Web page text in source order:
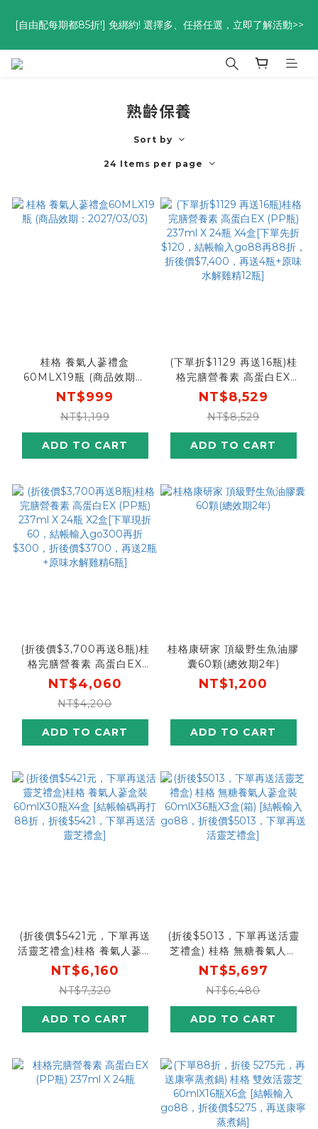
折
[自由配每期都85折!] 免綁約! 選擇多、任搭任選，立即了解活動>>
優惠碼<go300> $3,000折$300  優惠碼<go88> $5,000享88
熟齡保養
Sort by
24 Items per page
桂格 養氣人蔘禮盒
60MLX19瓶 (商品效期：
2027/03/03)
NT$999
NT$1,199
ADD TO CART
(下單折$1129 再送16瓶)桂
格完膳營養素 高蛋白EX
(PP瓶) 237ml X 24瓶 X4
盒[下單先折$120，結帳輸
入go88再88折，折後價
解雞精12瓶]
NT$8,529
NT$8,529
ADD TO CART
(折後價$3,700再送8瓶)桂
格完膳營養素 高蛋白EX
(PP瓶) 237ml X 24瓶 X2
盒[下單現折60，結帳輸入
go300再折$300，折後價
雞精6瓶]
NT$4,060
NT$4,200
ADD TO CART
桂格康研家 頂級野生魚油膠
囊60顆(總效期2年)
NT$1,200
ADD TO CART
(折後價$5421元，下單再送
活靈芝禮盒)桂格 養氣人蔘盒
裝60mlX30瓶X4盒 [結帳輸
碼再打88折，折後$5421，
下單再送活靈芝禮盒]
NT$6,160
NT$7,320
ADD TO CART
(折後$5013，下單再送活靈
芝禮盒) 桂格 無糖養氣人蔘
盒裝60mlX36瓶X3盒(箱)
[結帳輸入go88，折後價
$5013，下單再送活靈芝禮
NT$5,697
NT$6,480
ADD TO CART